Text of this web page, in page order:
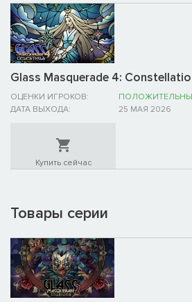
Glass Masquerade 4:
ОЦЕНКИ ИГРОКОВ:
ДАТА ВЫХОДА:
25 МАЯ 2026
Купить сейчас
Товары серии